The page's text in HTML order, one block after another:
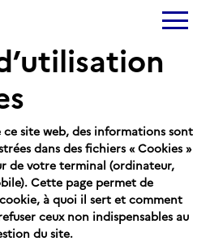
site web, des informations sont
dans des fichiers « Cookies »
de votre terminal (ordinateur,
Cette page permet de
à quoi il sert et comment
ceux non indispensables au
du site.